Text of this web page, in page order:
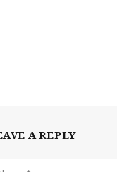
A REPLY